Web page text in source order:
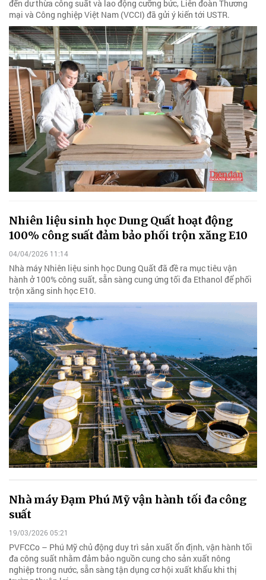
đến dư thừa công suất và lao động cưỡng bức, Liên đoàn Thương
mại và Công nghiệp Việt Nam (VCCI) đã gửi ý kiến tới USTR.
Nhiên liệu sinh học Dung Quất hoạt động
100% công suất đảm bảo phối trộn xăng E10
04/04/2026 11:14
Nhà máy Nhiên liệu sinh học Dung Quất đã đề ra mục tiêu vận
hành ở 100% công suất, sẵn sàng cung ứng tối đa Ethanol để phối
trộn xăng sinh học E10.
Nhà máy Đạm Phú Mỹ vận hành tối đa công
suất
19/03/2026 05:21
PVFCCo – Phú Mỹ chủ động duy trì sản xuất ổn định, vận hành tối
đa công suất nhằm đảm bảo nguồn cung cho sản xuất nông
nghiệp trong nước, sẵn sàng tận dụng cơ hội xuất khẩu khi thị